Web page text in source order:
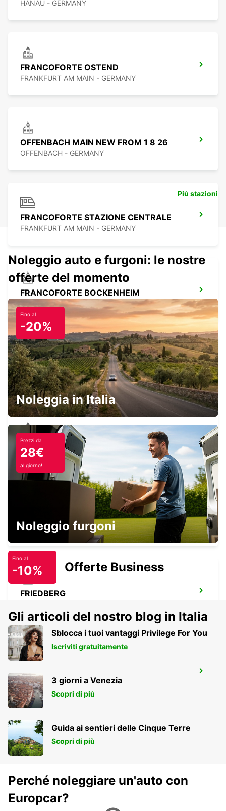
HANAU - GERMANY
FRANCOFORTE OSTEND
FRANKFURT AM MAIN - GERMANY
OFFENBACH MAIN NEW FROM 1 8 26
OFFENBACH - GERMANY
FRANCOFORTE STAZIONE CENTRALE
FRANKFURT AM MAIN - GERMANY
FRANCOFORTE BOCKENHEIM
FRANKFURT AM MAIN - GERMANY
ASCHAFFENBURG
ASCHAFFENBURG - GERMANY
LANGEN
LANGEN - GERMANY
BAD HOMBURG
BAD HOMBURG - GERMANY
FRIEDBERG
3
FRANKFURT AM MAIN - GERMANY
Più stazioni
Noleggio auto e furgoni: le nostre
offerte del momento
Fino al
-20%
Noleggia in Italia
Prezzi da
28€
al giorno!
Noleggio furgoni
Fino al
-10% Offerte Business
Gli articoli del nostro blog in Italia
Sblocca i tuoi vantaggi Privilege For You
Iscriviti gratuitamente
3 giorni a Venezia
Scopri di più
Guida ai sentieri delle Cinque Terre
Scopri di più
Perché noleggiare un'auto con
Europcar?